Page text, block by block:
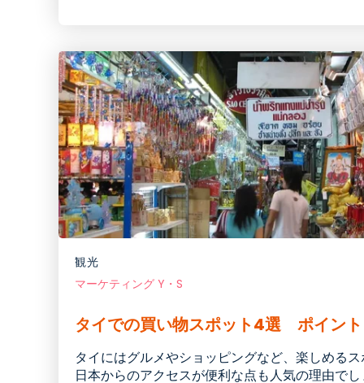
観光
マーケティング Y・S
タイでの買い物スポット4選 ポイン
タイにはグルメやショッピングなど、楽しめる
日本からのアクセスが便利な点も人気の理由で